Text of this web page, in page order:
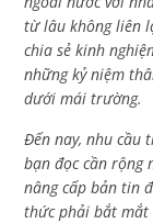
từ lâu không liên
chia sẻ kinh
những kỷ niệm
dưới mái trường.
Đến nay, nhu cầu
bạn đọc cần rộng
nâng cấp bản tin
thức phải bắt mắt